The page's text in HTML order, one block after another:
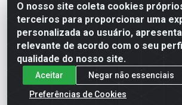
O nosso site coleta cookies
terceiros para proporcionar uma
personalizada ao usuário,
relevante de acordo com o seu
qualidade do nosso site.
Aceitar
Negar não essenciais
Preferências de Cookies
Hernandes - Atacado e
Transacreana, 2155 - Floresta Sul, Rio
69.912-290 - CNPJ 12.996.556/